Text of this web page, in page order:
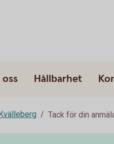
Hållbarhet
Tack för din